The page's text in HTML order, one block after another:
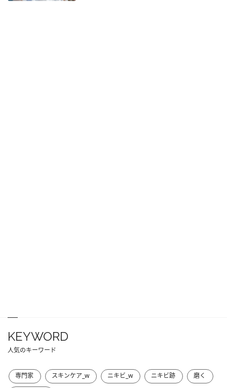
KEYWORD
人気のキーワード
専門家 スキンケア_w ニキビ_w ニキビ跡
磨く